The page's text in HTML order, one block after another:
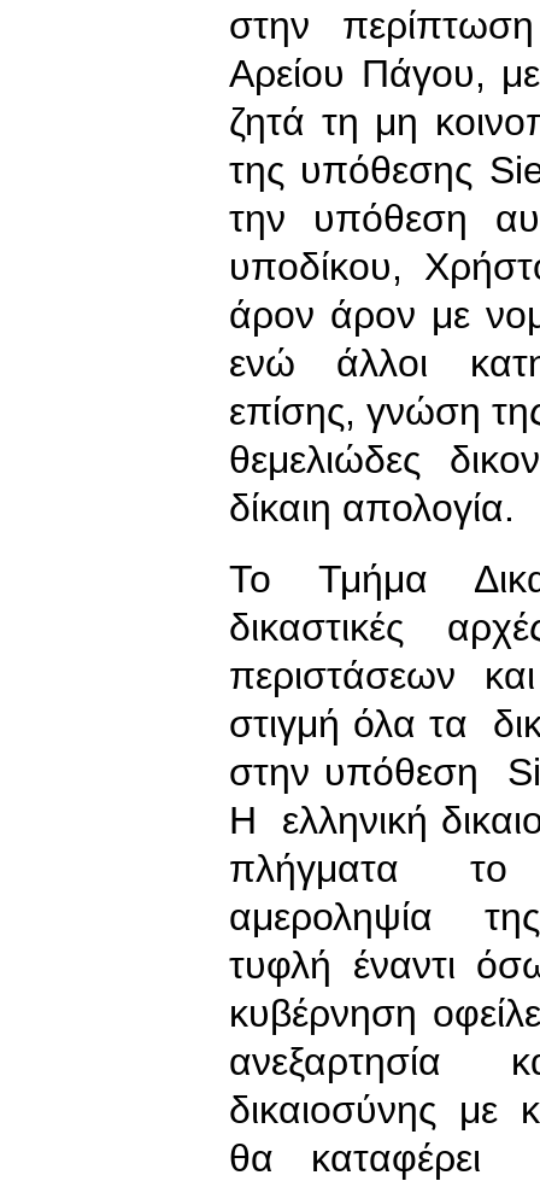
στην
Αρείου Πάγου,
ζητά τη μη
της υπόθεσης
την υπόθεση
υποδίκου,
άρον άρον με
ενώ άλλοι
επίσης, γνώση
θεμελιώδες
δίκαιη απολογία.
Το Τμήμα
δικαστικές
περιστάσεων
στιγμή όλα τα
στην υπόθεση
Η ελληνική
πλήγματα το
αμεροληψία της
τυφλή έναντι
κυβέρνηση
ανεξαρτησία
δικαιοσύνης
θα